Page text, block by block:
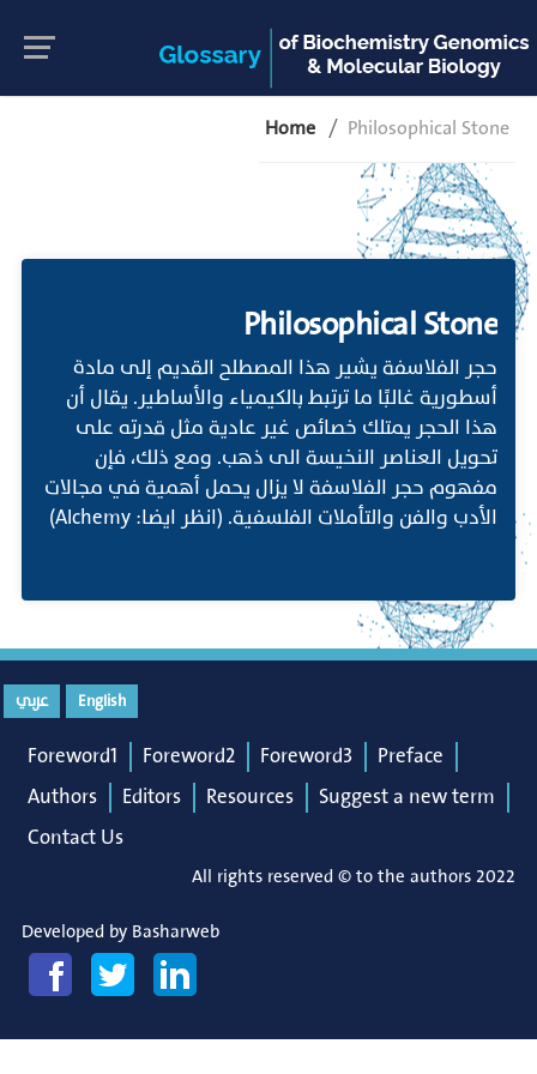
Home Philosophical Stone
Philosophical Stone
حجر الفلاسفة يشير هذا المصطلح القديم إلى مادة
أسطورية غالبًا ما ترتبط بالكيمياء والأساطير. يقال أن
هذا الحجر يمتلك خصائص غير عادية مثل قدرته على
تحويل العناصر النخيسة الى ذهب. ومع ذلك، فإن
مفهوم حجر الفلاسفة لا يزال يحمل أهمية في مجالات
الأدب والفن والتأملات الفلسفية. (انظر ايضا: Alchemy)
English عربي
Foreword1 Foreword2 Foreword3
Preface
Authors
Editors Resources
Suggest a new term
Contact Us
All rights reserved © to the authors 2022
Developed by Basharweb